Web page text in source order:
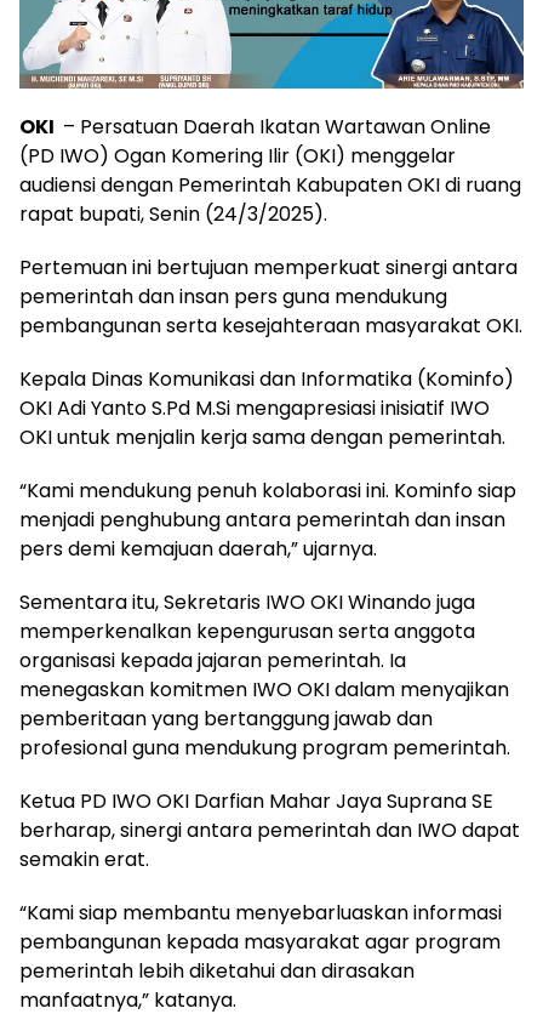
OKI – Persatuan Daerah Ikatan Wartawan Online
(PD IWO) Ogan Komering Ilir (OKI) menggelar
audiensi dengan Pemerintah Kabupaten OKI di ruang
rapat bupati, Senin (24/3/2025).
Pertemuan ini bertujuan memperkuat sinergi antara
pemerintah dan insan pers guna mendukung
pembangunan serta kesejahteraan masyarakat OKI.
Kepala Dinas Komunikasi dan Informatika (Kominfo)
OKI Adi Yanto S.Pd M.Si mengapresiasi inisiatif IWO
OKI untuk menjalin kerja sama dengan pemerintah.
“Kami mendukung penuh kolaborasi ini. Kominfo siap
menjadi penghubung antara pemerintah dan insan
pers demi kemajuan daerah,” ujarnya.
Sementara itu, Sekretaris IWO OKI Winando juga
memperkenalkan kepengurusan serta anggota
organisasi kepada jajaran pemerintah. Ia
menegaskan komitmen IWO OKI dalam menyajikan
pemberitaan yang bertanggung jawab dan
profesional guna mendukung program pemerintah.
Ketua PD IWO OKI Darfian Mahar Jaya Suprana SE
berharap, sinergi antara pemerintah dan IWO dapat
semakin erat.
“Kami siap membantu menyebarluaskan informasi
pembangunan kepada masyarakat agar program
pemerintah lebih diketahui dan dirasakan
manfaatnya,” katanya.